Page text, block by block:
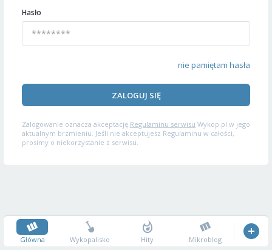
Hasło
nie pamiętam hasła
ZALOGUJ SIĘ
Zalogowanie oznacza akceptację Regulaminu serwisu Wykop.pl w jego
aktualnym brzmieniu. Jeśli nie akceptujesz Regulaminu w całości,
prosimy o niekorzystanie z serwisu.
Główna Wykopalisko Hity Mikroblog